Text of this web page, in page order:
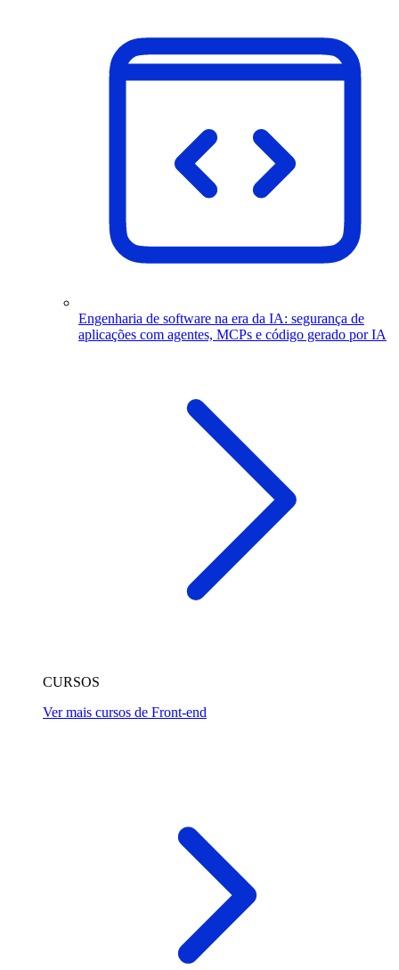
Engenharia de software na era da IA: segurança de
aplicações com agentes, MCPs e código gerado por IA
CURSOS
Ver mais cursos de Front-end